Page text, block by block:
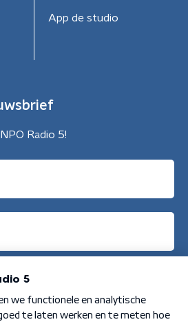
App de studio
Radio 5!
Aanmelden